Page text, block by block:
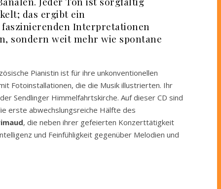
das ergibt ein
Interpretationen
sondern weit mehr wie spontane
Pianistin ist für ihre unkonventionellen
Fotoinstallationen, die die Musik illustrierten. Ihr
Sendlinger Himmelfahrtskirche. Auf dieser CD sind
erste abwechslungsreiche Hälfte des
, die neben ihrer gefeierten Konzerttätigkeit
und Feinfühligkeit gegenüber Melodien und